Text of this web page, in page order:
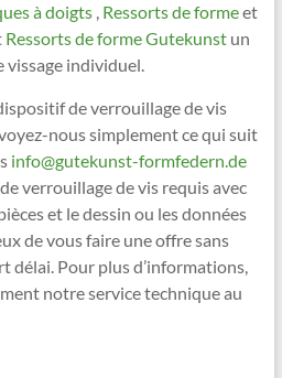
à doigts,Ressorts de formeet
Ressorts de forme Gutekunstun
individuel.
de verrouillage de vis
nous simplement ce qui suit
info@gutekunst-formfedern.de
verrouillage de vis requis avec
et le dessin ou les données
de vous faire une offre sans
délai. Pour plus d’informations,
notre service technique au